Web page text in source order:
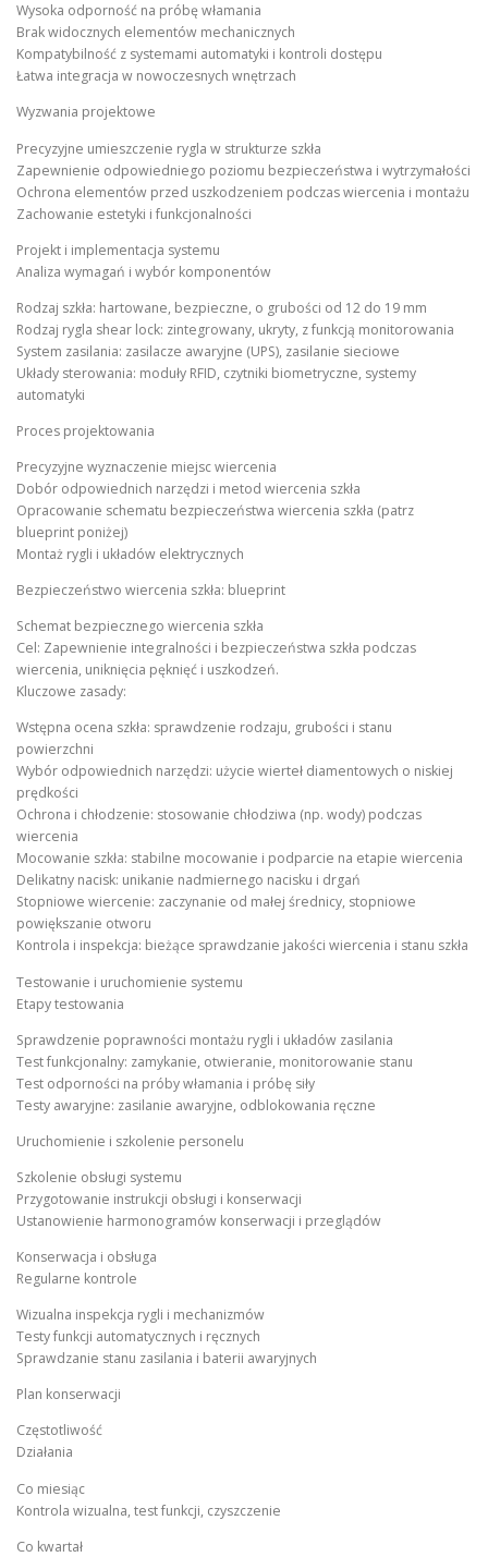
Wysoka odporność na próbę włamania
Brak widocznych elementów mechanicznych
Kompatybilność z systemami automatyki i kontroli dostępu
Łatwa integracja w nowoczesnych wnętrzach
Wyzwania projektowe
Precyzyjne umieszczenie rygla w strukturze szkła
Zapewnienie odpowiedniego poziomu bezpieczeństwa i wytrzymałości
Ochrona elementów przed uszkodzeniem podczas wiercenia i montażu
Zachowanie estetyki i funkcjonalności
Projekt i implementacja systemu
Analiza wymagań i wybór komponentów
Rodzaj szkła: hartowane, bezpieczne, o grubości od 12 do 19 mm
Rodzaj rygla shear lock: zintegrowany, ukryty, z funkcją monitorowania
System zasilania: zasilacze awaryjne (UPS), zasilanie sieciowe
Układy sterowania: moduły RFID, czytniki biometryczne, systemy
automatyki
Proces projektowania
Precyzyjne wyznaczenie miejsc wiercenia
Dobór odpowiednich narzędzi i metod wiercenia szkła
Opracowanie schematu bezpieczeństwa wiercenia szkła (patrz
blueprint poniżej)
Montaż rygli i układów elektrycznych
Bezpieczeństwo wiercenia szkła: blueprint
Schemat bezpiecznego wiercenia szkła
Cel: Zapewnienie integralności i bezpieczeństwa szkła podczas
wiercenia, uniknięcia pęknięć i uszkodzeń.
Kluczowe zasady:
Wstępna ocena szkła: sprawdzenie rodzaju, grubości i stanu
powierzchni
Wybór odpowiednich narzędzi: użycie wierteł diamentowych o niskiej
prędkości
Ochrona i chłodzenie: stosowanie chłodziwa (np. wody) podczas
wiercenia
Mocowanie szkła: stabilne mocowanie i podparcie na etapie wiercenia
Delikatny nacisk: unikanie nadmiernego nacisku i drgań
Stopniowe wiercenie: zaczynanie od małej średnicy, stopniowe
powiększanie otworu
Kontrola i inspekcja: bieżące sprawdzanie jakości wiercenia i stanu szkła
Testowanie i uruchomienie systemu
Etapy testowania
Sprawdzenie poprawności montażu rygli i układów zasilania
Test funkcjonalny: zamykanie, otwieranie, monitorowanie stanu
Test odporności na próby włamania i próbę siły
Testy awaryjne: zasilanie awaryjne, odblokowania ręczne
Uruchomienie i szkolenie personelu
Szkolenie obsługi systemu
Przygotowanie instrukcji obsługi i konserwacji
Ustanowienie harmonogramów konserwacji i przeglądów
Konserwacja i obsługa
Regularne kontrole
Wizualna inspekcja rygli i mechanizmów
Testy funkcji automatycznych i ręcznych
Sprawdzanie stanu zasilania i baterii awaryjnych
Plan konserwacji
Częstotliwość
Działania
Co miesiąc
Kontrola wizualna, test funkcji, czyszczenie
Co kwartał